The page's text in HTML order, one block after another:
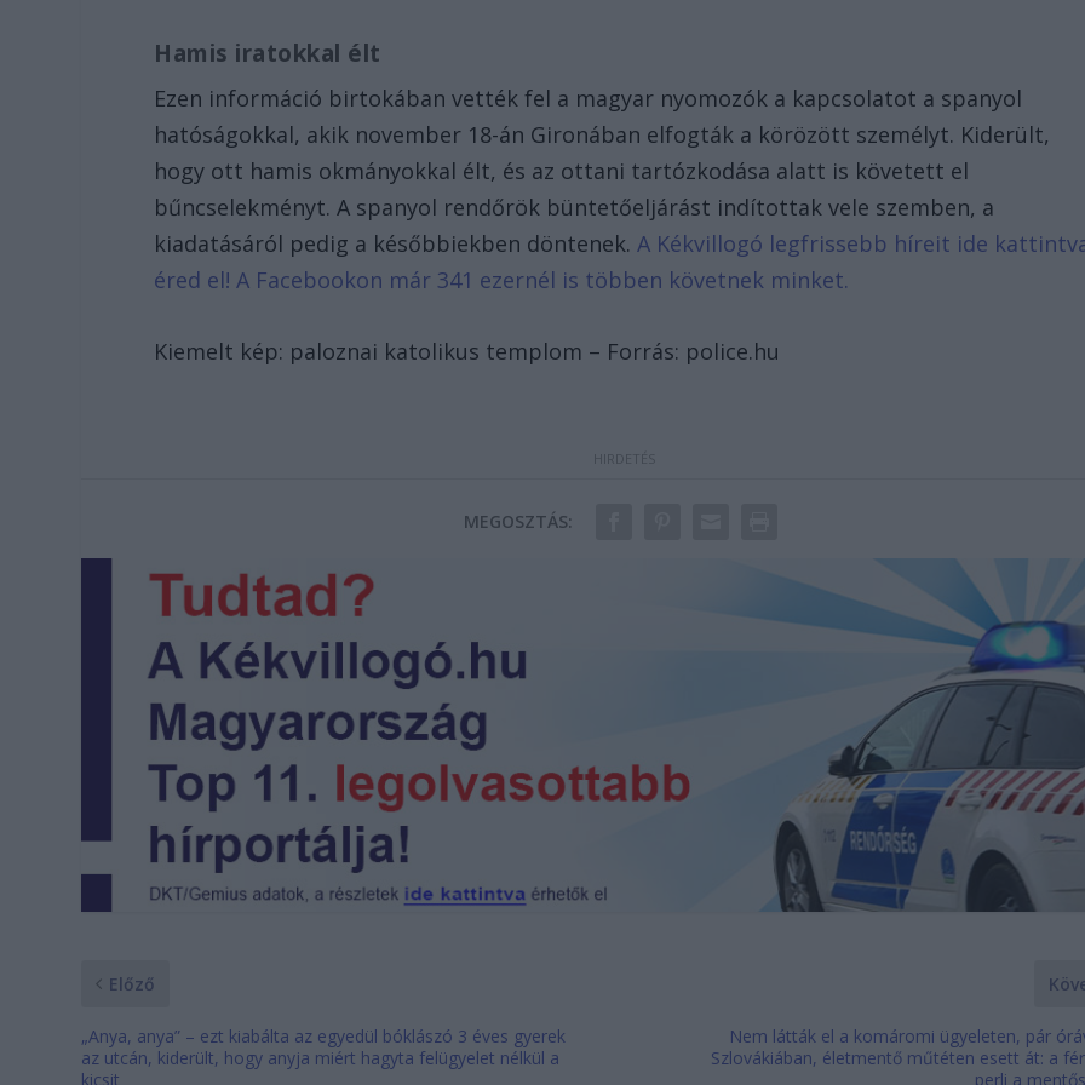
Hamis iratokkal élt
Ezen információ birtokában vették fel a magyar nyomozók a kapcsolatot a spanyol
hatóságokkal, akik november 18-án Gironában elfogták a körözött személyt. Kiderült,
hogy ott hamis okmányokkal élt, és az ottani tartózkodása alatt is követett el
bűncselekményt. A spanyol rendőrök büntetőeljárást indítottak vele szemben, a
kiadatásáról pedig a későbbiekben döntenek.A Kékvillogó legfrissebb híreit ide
éred el! A Facebookon már 341 ezernél is többen követnek minket.
Kiemelt kép: paloznai katolikus templom – Forrás: police.hu
MEGOSZTÁS:
Előző
„Anya, anya” – ezt kiabálta az egyedül bóklászó 3 éves gyerek
az utcán, kiderült, hogy anyja miért hagyta felügyelet nélkül a
kicsit
Nem látták el a komáromi ügyeleten, pár
Szlovákiában, életmentő műtéten esett át: a
perli a